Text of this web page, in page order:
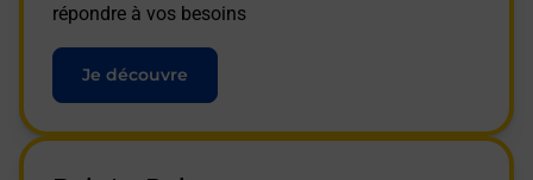
répondre à vos besoins
Je découvre